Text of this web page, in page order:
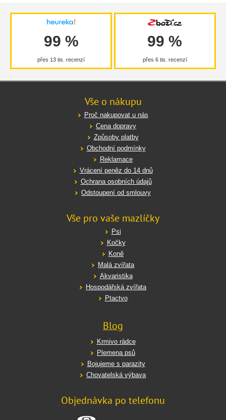
99 %
přes 13 tis. recenzí
99 %
přes 6 tis. recenzí
Vše o nákupu
Proč nakupovat u nás
Cena dopravy
Způsoby platby
Obchodní podmínky
Reklamace
Vrácení peněz do 14 dnů
Ochrana osobních údajů
Odstoupení od smlouvy
Vše pro vaše mazlíčky
Psi
Kočky
Koně
Malá zvířata
Akvaristika
Hospodářská zvířata
Ptactvo
Blog
Krmivo rádce
Plemena psů
Bojujeme s parazity
Chovatelská výbava
Objednávka po telefonu